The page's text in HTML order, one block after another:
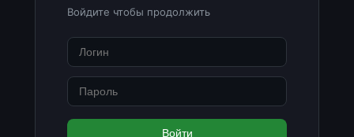
Войдите чтобы продолжить
Войти